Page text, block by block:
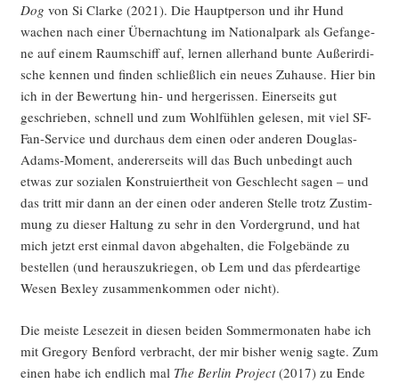
Dog von Si Clar­ke (2021). Die Haupt­per­son und ihr Hund
wachen nach einer Über­nach­tung im Natio­nal­park als Gefan­ge­
ne auf einem Raum­schiff auf, ler­nen aller­hand bun­te Außer­ir­di­
sche ken­nen und fin­den schließ­lich ein neu­es Zuhau­se. Hier bin
ich in der Bewer­tung hin- und her­ge­ris­sen. Einer­seits gut
geschrie­ben, schnell und zum Wohl­füh­len gele­sen, mit viel SF-
Fan-Ser­vice und durch­aus dem einen oder ande­ren Dou­glas-
Adams-Moment, ande­rer­seits will das Buch unbe­dingt auch
etwas zur sozia­len Kon­stru­iert­heit von Geschlecht sagen – und
das tritt mir dann an der einen oder ande­ren Stel­le trotz Zustim­
mung zu die­ser Hal­tung zu sehr in den Vor­der­grund, und hat
mich jetzt erst ein­mal davon abge­hal­ten, die Fol­ge­bän­de zu
bestel­len (und her­aus­zu­krie­gen, ob Lem und das pfer­de­ar­ti­ge
Wesen Bex­ley zusam­men­kom­men oder nicht).
Die meis­te Lese­zeit in die­sen bei­den Som­mer­mo­na­ten habe ich
mit Gre­go­ry Ben­ford ver­bracht, der mir bis­her wenig sag­te. Zum
einen habe ich end­lich mal The Ber­lin Pro­ject(2017) zu Ende